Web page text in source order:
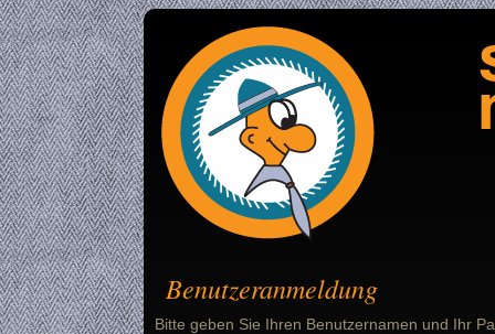
Benutzeranmeldung
Bitte geben Sie Ihren Benutzernamen und Ihr